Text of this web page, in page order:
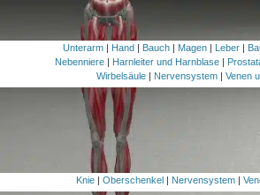
Unterarm | Hand | Bauch | Magen | Leber |
Nebenniere | Harnleiter und Harnblase |
Wirbelsäule| Nervensystem| Venen
Knie| Oberschenkel| Nervensystem|